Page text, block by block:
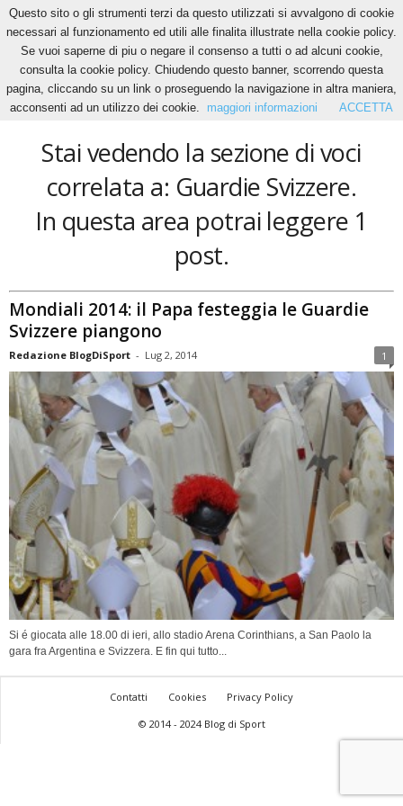
Home Tags Guardie Svizzere
Guardie Svizzere
Stai vedendo la sezione di voci
correlata a: Guardie Svizzere.
In questa area potrai leggere 1
post.
Mondiali 2014: il Papa festeggia le Guardie
Svizzere piangono
Redazione BlogDiSport - Lug 2, 2014 1
Si é giocata alle 18.00 di ieri, allo stadio Arena Corinthians, a San Paolo la
gara fra Argentina e Svizzera. E fin qui tutto...
Contatti Cookies
Privacy Policy
© 2014 - 2024 Blog di Sport
Questo sito o gli strumenti terzi da questo utilizzati si avvalgono di cookie
necessari al funzionamento ed utili alle finalita illustrate nella cookie policy.
Se vuoi saperne di piu o negare il consenso a tutti o ad alcuni cookie,
consulta la cookie policy. Chiudendo questo banner, scorrendo questa
pagina, cliccando su un link o proseguendo la navigazione in altra maniera,
acconsenti ad un utilizzo dei cookie.
maggiori informazioni ACCETTA